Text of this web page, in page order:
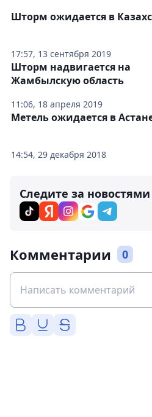
17:57, 13 сентября 2019
Шторм ожидается в
11:06, 18 апреля 2019
Шторм надвигается на
Жамбылскую область
14:54, 29 декабря 2018
Метель ожидается в
Следите за
Комментарии 0